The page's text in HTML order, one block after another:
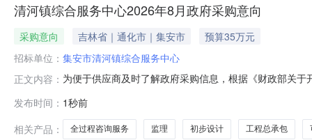
清河镇综合服务中心2026年8月政府采购意向
采购意向 吉林省｜通化市｜集安市
预算35万元
招标单位： 集安市清河镇综合服务中心
正文内容： 为便于供应商及时了解政府采购信息，根据《财政部关
试点试验项目基础设施类项目（一期）可行性研究报告
2吉林省集安市农村综合
发布时间： 1秒前
相关产品：
全过程咨询服务 监理 初步设计 工程总承包